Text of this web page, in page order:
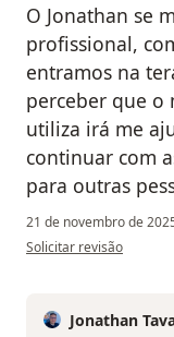
O Jonathan se
profissional,
entramos na
perceber que o
utiliza irá me
continuar com
para outras
21 de novembro de
na opinião do utilizador
Solicitar revisão
Jonathan